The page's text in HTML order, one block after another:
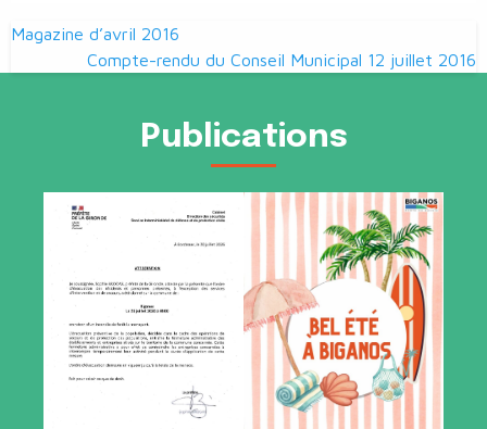
Navigation
de
Magazine d’avril 2016
Compte-rendu du Conseil Municipal 12 juillet 2016
Publications